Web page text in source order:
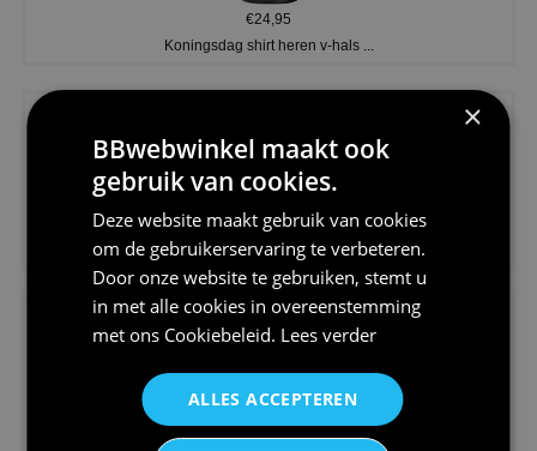
€24,95
Koningsdag shirt heren v-hals ...
€24,95
V-hals shirt rood wit blauw st...
€24,95
×
BBwebwinkel maakt ook
gebruik van cookies.
Deze website maakt gebruik van cookies
om de gebruikerservaring te verbeteren.
Door onze website te gebruiken, stemt u
in met alle cookies in overeenstemming
met ons Cookiebeleid. Lees verder
ALLES ACCEPTEREN